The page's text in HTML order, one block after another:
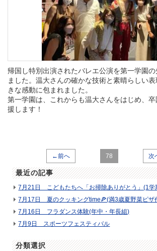
帰国し特別出演されたバレエ公演を第一学園
ました。温大さんの確かな技術と素晴らしい
きな感動に包まれました。
第一学園は、これからも温大さんをはじめ、
援します！
←前へ 78 次
最近の記事
7月21日 こどもたちへ「お掃除ありがとう」(1学
7月17日 夏のクッキングtime🍕(満3歳夏野菜ピザ
7月16日 フラダンス体験(年中・年長組)
7月9日 スポーツフェスティバル
分類選択